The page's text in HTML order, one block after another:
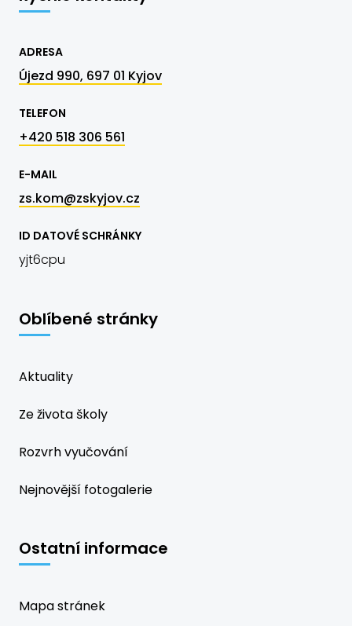
ADRESA
Újezd 990, 697 01 Kyjov
TELEFON
+420 518 306 561
E-MAIL
zs.kom@zskyjov.cz
ID DATOVÉ SCHRÁNKY
yjt6cpu
Oblíbené stránky
Aktuality
Ze života školy
Rozvrh vyučování
Nejnovější fotogalerie
Ostatní informace
Mapa stránek